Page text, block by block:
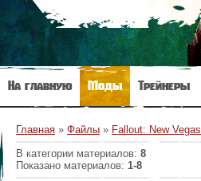
На главную Моды Трейнеры
Главная » Файлы » Fallout: New Vegas
В категории материалов: 8
Показано материалов: 1-8